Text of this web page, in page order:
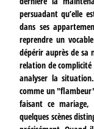
persuadant qu’elle
dans ses
reprendre un
dépérir auprès de sa
relation de complicité
analyser la
comme un
faisant ce mariage,
quelques scènes